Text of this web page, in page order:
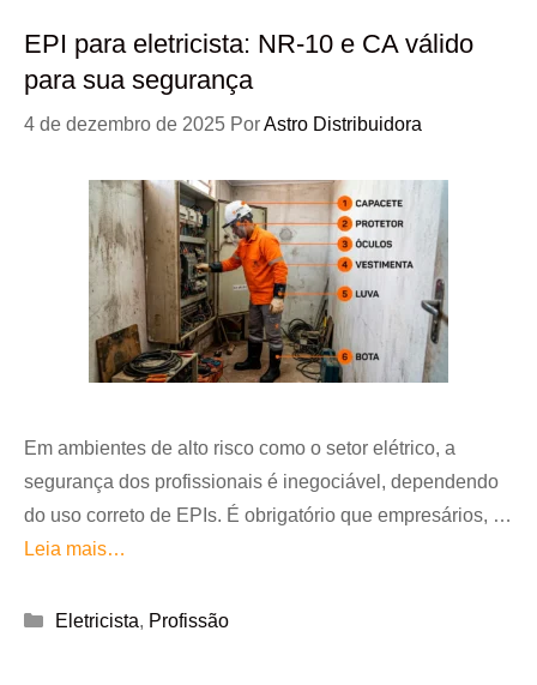
EPI para eletricista: NR-10 e CA válido
para sua segurança
4 de dezembro de 2025 PorAstro Distribuidora
Em ambientes de alto risco como o setor elétrico, a
segurança dos profissionais é inegociável, dependendo
do uso correto de EPIs. É obrigatório que empresários, …
Leia mais…
Categorias
Eletricista, Profissão